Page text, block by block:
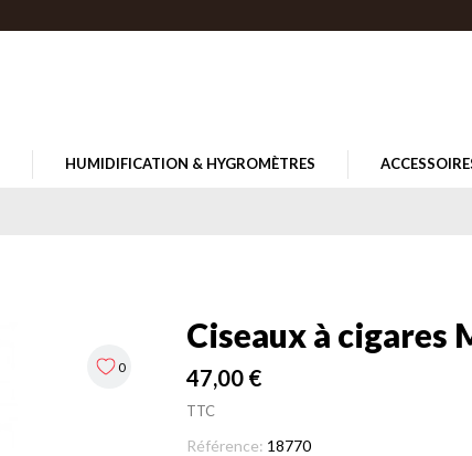
HUMIDIFICATION & HYGROMÈTRES
0
Ciseaux à cigares
47,00 €
TTC
Référence: 18770